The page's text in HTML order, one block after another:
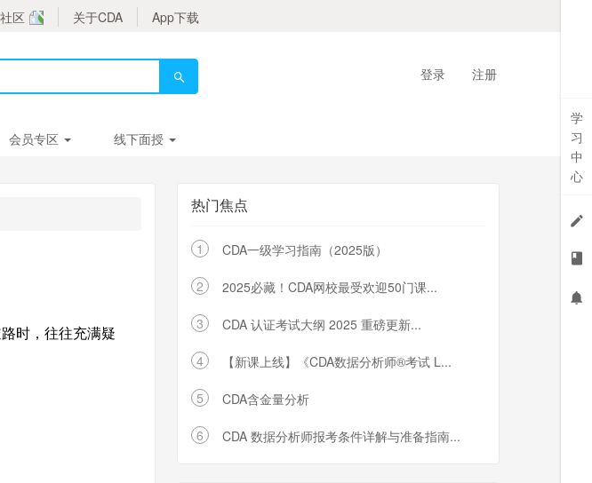
区 关于CDA App下载
登录 注册
会员专区 线下面授
时，往往充满疑
热门焦点
1 CDA一级学习指南（2025版）
2 2025必藏！CDA网校最受欢迎50门课...
3 CDA 认证考试大纲 2025 重磅更新...
4 【新课上线】《CDA数据分析师®考试 L...
5 CDA含金量分析
6 CDA 数据分析师报考条件详解与准备指南...
学
习
中
心